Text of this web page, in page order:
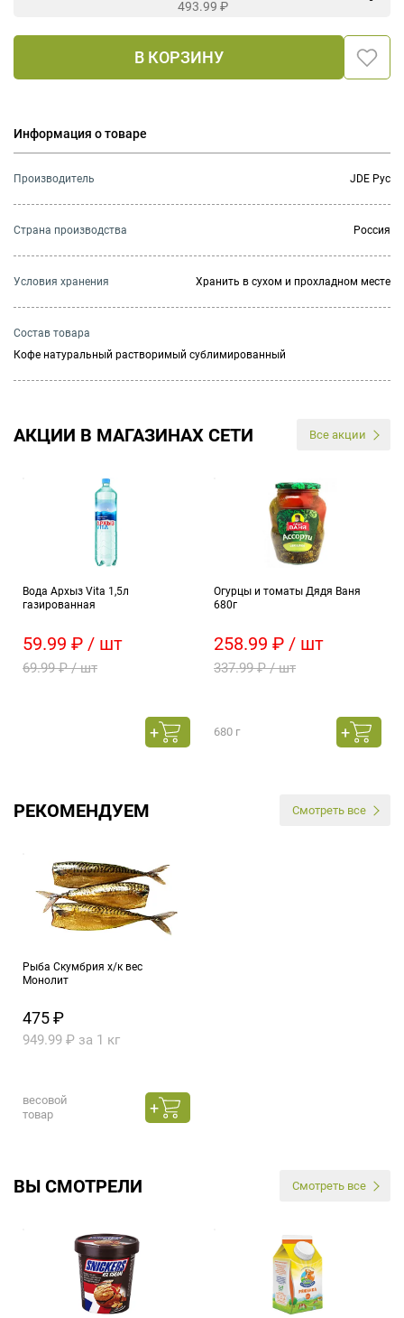
493.99 ₽
В КОРЗИНУ
Информация о товаре
Производитель JDE Рус
Страна производства Россия
Условия хранения Хранить в сухом и прохладном месте
Состав товара
Кофе натуральный растворимый сублимированный
АКЦИИ В МАГАЗИНАХ СЕТИ Все акции
Вода Архыз Vita 1,5л
газированная
59.99 ₽ / шт
69.99 ₽ / шт
Огурцы и томаты Дядя Ваня
680г
258.99 ₽ / шт
337.99 ₽ / шт
680 г
РЕКОМЕНДУЕМ Смотреть все
Рыба Скумбрия х/к вес
Монолит
475 ₽
949.99 ₽ за 1 кг
весовой
товар
ВЫ СМОТРЕЛИ Смотреть все